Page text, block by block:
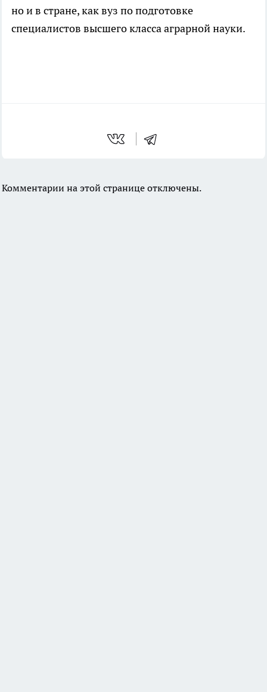
но и в стране, как вуз по подготовке
специалистов высшего класса аграрной науки.
Комментарии на этой странице отключены.